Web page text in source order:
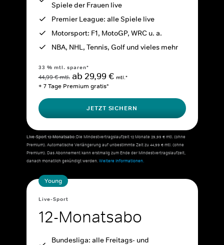
Spiele der Frauen live
Premier League: alle Spiele live
Motorsport: F1, MotoGP, WRC u. a.
NBA, NHL, Tennis, Golf und vieles mehr
33 % mtl. sparen*
44,99 € mtl. ab 29,99 € mtl.*
+ 7 Tage Premium gratis*
JETZT SICHERN
Live-Sport 12-Monatsabo:Die Mindestvertragslaufzeit 12 Monate 29,99 € mtl. (ohne
Premium). Automatische Verlängerung auf unbestimmte Zeit zu 44,99 € mtl. (ohne
Premium). Das Abonnement kann erstmalig zum Ende der Mindestvertragslaufzeit,
danach monatlich gekündigt werden.Weitere Informationen.
Young
Live-Sport
12-Monatsabo
Bundesliga: alle Freitags- und